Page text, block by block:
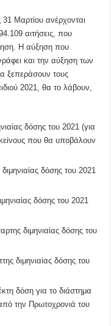
Μαρτίου ανέρχονται
αιτήσεις, που
Η αύξηση που
και την αύξηση των
ξεπεράσουν τους
2021, θα το λάβουν,
δόσης του 2021 (για
που θα υποβάλουν
δόσης του 2021
δόσης του 2021
διμηνιαίας δόσης του
διμηνιαίας δόσης του
δόση για το διάστημα
την Πρωτοχρονιά του